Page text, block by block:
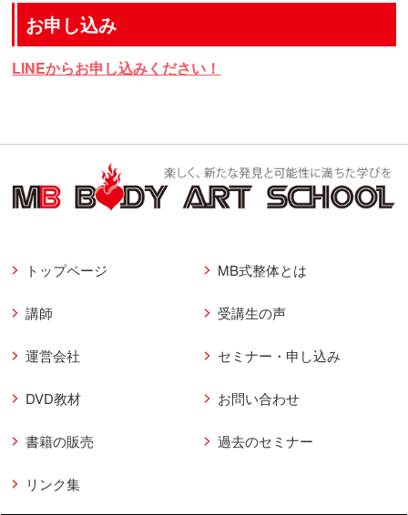
お申し込み
LINEからお申し込みください！
トップページ MB式整体とは
講師 受講生の声
運営会社 セミナー・申し込み
DVD教材 お問い合わせ
書籍の販売 過去のセミナー
リンク集